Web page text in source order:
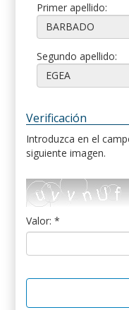
Primer apellido:
Segundo apellido:
Verificación
Introduzca en el
siguiente imagen.
Valor: *